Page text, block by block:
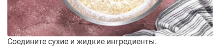
Соедините сухие и жидкие ингредиенты.